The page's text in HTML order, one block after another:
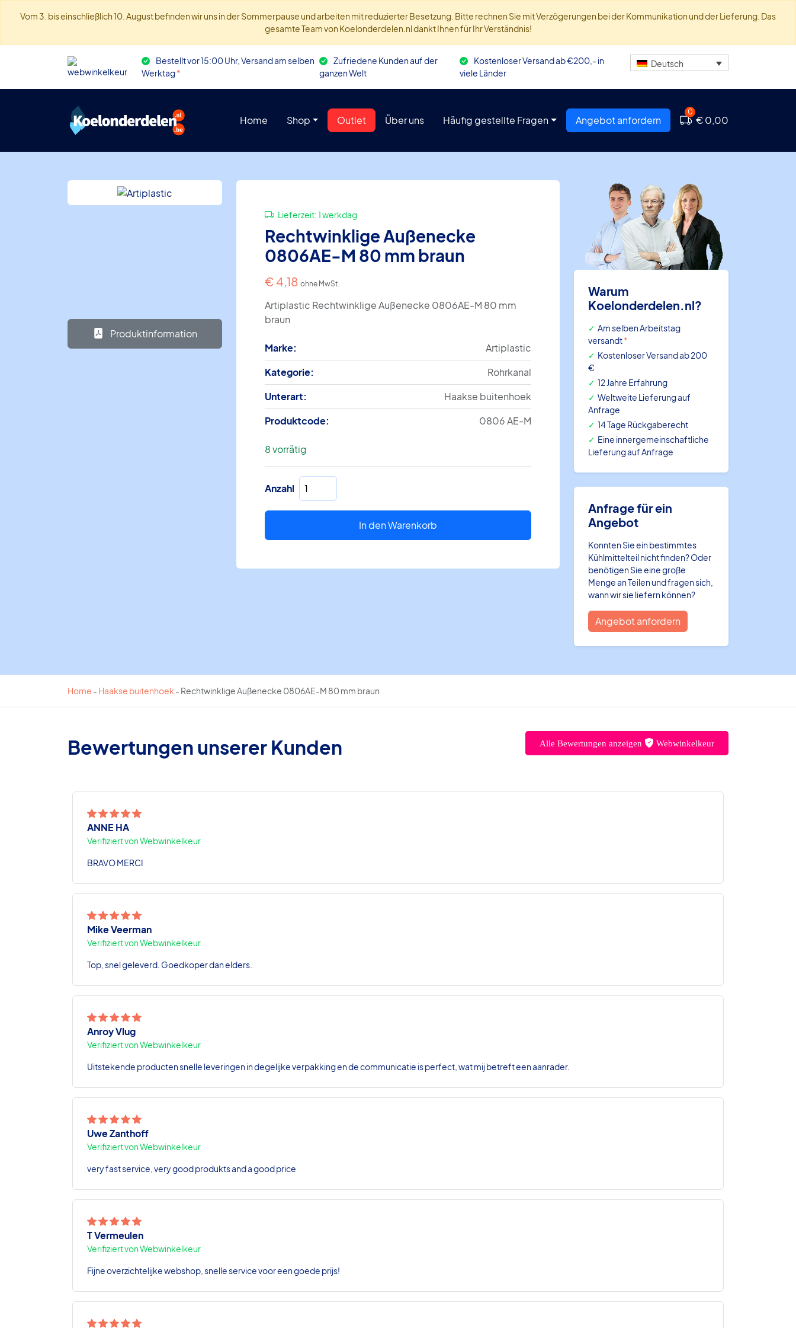
Vom 3. bis einschließlich 10. August befinden wir uns in der Sommerpause und arbeiten mit reduzierter Besetzung. Bitte rechnen Sie mit Verzögerungen bei der Kommunikation und der Lieferung. Das
gesamte Team von Koelonderdelen.nl dankt Ihnen für Ihr Verständnis!
Bestellt vor 15:00 Uhr, Versand am selben
Werktag*
Zufriedene Kunden auf der
ganzen Welt
Kostenloser Versand ab €200,- in
viele Länder
Deutsch
Home Shop Outlet Über uns Häufig gestellte Fragen Angebot anfordern
0
€ 0,00
Produktinformation
Lieferzeit:1 werkdag
Rechtwinklige Außenecke
0806AE-M 80 mm braun
€ 4,18 ohne MwSt.
Artiplastic Rechtwinklige Außenecke 0806AE-M 80 mm
braun
Marke:
Artiplastic
Kategorie:
Rohrkanal
Unterart:
Haakse buitenhoek
Produktcode:
0806 AE-M
8 vorrätig
Anzahl Rechtwinklige
Außenecke
0806AE-
80
braun
In den Warenkorb
Warum
Koelonderdelen.nl?
Am selben Arbeitstag
versandt*
Kostenloser Versand ab 200
€
12 Jahre Erfahrung
Weltweite Lieferung auf
Anfrage
14 Tage Rückgaberecht
Eine innergemeinschaftliche
Lieferung auf Anfrage
Anfrage für ein
Angebot
Konnten Sie ein bestimmtes
Kühlmittelteil nicht finden? Oder
benötigen Sie eine große
Menge an Teilen und fragen sich,
wann wir sie liefern können?
Angebot anfordern
Home - Haakse buitenhoek - Rechtwinklige Außenecke 0806AE-M 80 mm braun
Bewertungen unserer Kunden Alle Bewertungen anzeigen Webwinkelkeur
ANNE HA
Verifiziert von Webwinkelkeur
BRAVO MERCI
Mike Veerman
Verifiziert von Webwinkelkeur
Top, snel geleverd. Goedkoper dan elders.
Anroy Vlug
Verifiziert von Webwinkelkeur
Uitstekende producten snelle leveringen in degelijke verpakking en de communicatie is perfect, wat mij betreft een aanrader.
Uwe Zanthoff
Verifiziert von Webwinkelkeur
very fast service, very good produkts and a good price
T Vermeulen
Verifiziert von Webwinkelkeur
Fijne overzichtelijke webshop, snelle service voor een goede prijs!